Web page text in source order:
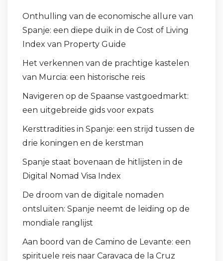
Onthulling van de economische allure van
Spanje: een diepe duik in de Cost of Living
Index van Property Guide
Het verkennen van de prachtige kastelen
van Murcia: een historische reis
Navigeren op de Spaanse vastgoedmarkt:
een uitgebreide gids voor expats
Kersttradities in Spanje: een strijd tussen de
drie koningen en de kerstman
Spanje staat bovenaan de hitlijsten in de
Digital Nomad Visa Index
De droom van de digitale nomaden
ontsluiten: Spanje neemt de leiding op de
mondiale ranglijst
Aan boord van de Camino de Levante: een
spirituele reis naar Caravaca de la Cruz